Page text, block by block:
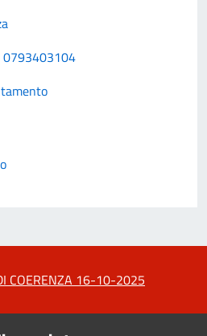
0793403104
COERENZA 16-10-2025